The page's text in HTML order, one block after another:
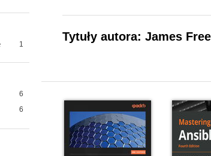
1
6
6
Tytuły autora: James